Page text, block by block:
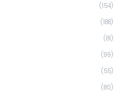
(154)
(188)
(81)
(99)
(55)
(80)